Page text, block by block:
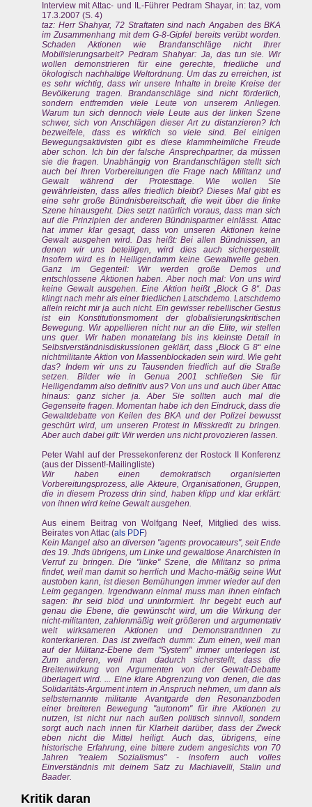
Interview mit Attac- und IL-Führer Pedram Shayar, in: taz, vom
17.3.2007 (S. 4)
taz: Herr Shahyar, 72 Straftaten sind nach Angaben des BKA
im Zusammenhang mit dem G-8-Gipfel bereits verübt worden.
Schaden Aktionen wie Brandanschläge nicht Ihrer
Mobilisierungsarbeit? Pedram Shahyar: Ja, das tun sie. Wir
wollen demonstrieren für eine gerechte, friedliche und
ökologisch nachhaltige Weltordnung. Um das zu erreichen, ist
es sehr wichtig, dass wir unsere Inhalte in breite Kreise der
Bevölkerung tragen. Brandanschläge sind nicht förderlich,
sondern entfremden viele Leute von unserem Anliegen.
Warum tun sich dennoch viele Leute aus der linken Szene
schwer, sich von Anschlägen dieser Art zu distanzieren? Ich
bezweifele, dass es wirklich so viele sind. Bei einigen
Bewegungsaktivisten gibt es diese klammheimliche Freude
aber schon. Ich bin der falsche Ansprechpartner, da müssen
sie die fragen. Unabhängig von Brandanschlägen stellt sich
auch bei Ihren Vorbereitungen die Frage nach Militanz und
Gewalt während der Protesttage. Wie wollen Sie
gewährleisten, dass alles friedlich bleibt? Dieses Mal gibt es
eine sehr große Bündnisbereitschaft, die weit über die linke
Szene hinausgeht. Dies setzt natürlich voraus, dass man sich
auf die Prinzipien der anderen Bündnispartner einlässt. Attac
hat immer klar gesagt, dass von unseren Aktionen keine
Gewalt ausgehen wird. Das heißt: Bei allen Bündnissen, an
denen wir uns beteiligen, wird dies auch sichergestellt.
Insofern wird es in Heiligendamm keine Gewaltwelle geben.
Ganz im Gegenteil: Wir werden große Demos und
entschlossene Aktionen haben. Aber noch mal: Von uns wird
keine Gewalt ausgehen. Eine Aktion heißt „Block G 8“. Das
klingt nach mehr als einer friedlichen Latschdemo. Latschdemo
allein reicht mir ja auch nicht. Ein gewisser rebellischer Gestus
ist ein Konstitutionsmoment der globalisierungskritischen
Bewegung. Wir appellieren nicht nur an die Elite, wir stellen
uns quer. Wir haben monatelang bis ins kleinste Detail in
Selbstverständnisdiskussionen geklärt, dass „Block G 8“ eine
nichtmilitante Aktion von Massenblockaden sein wird. Wie geht
das? Indem wir uns zu Tausenden friedlich auf die Straße
setzen. Bilder wie in Genua 2001 schließen Sie für
Heiligendamm also definitiv aus? Von uns und auch über Attac
hinaus: ganz sicher ja. Aber Sie sollten auch mal die
Gegenseite fragen. Momentan habe ich den Eindruck, dass die
Gewaltdebatte von Keilen des BKA und der Polizei bewusst
geschürt wird, um unseren Protest in Misskredit zu bringen.
Aber auch dabei gilt: Wir werden uns nicht provozieren lassen.
Peter Wahl auf der Pressekonferenz der Rostock II Konferenz
(aus der Dissent!-Mailingliste)
Wir haben einen demokratisch organisierten
Vorbereitungsprozess, alle Akteure, Organisationen, Gruppen,
die in diesem Prozess drin sind, haben klipp und klar erklärt:
von ihnen wird keine Gewalt ausgehen.
Aus einem Beitrag von Wolfgang Neef, Mitglied des wiss.
Beirates von Attac (als PDF)
Kein Mangel also an diversen "agents provocateurs", seit Ende
des 19. Jhds übrigens, um Linke und gewaltlose Anarchisten in
Verruf zu bringen. Die "linke" Szene, die Militanz so prima
findet, weil man damit so herrlich und Macho-mäßig seine Wut
austoben kann, ist diesen Bemühungen immer wieder auf den
Leim gegangen. Irgendwann einmal muss man ihnen einfach
sagen: Ihr seid blöd und uninformiert. Ihr begebt euch auf
genau die Ebene, die gewünscht wird, um die Wirkung der
nicht-militanten, zahlenmäßig weit größeren und argumentativ
weit wirksameren Aktionen und DemonstrantInnen zu
konterkarieren. Das ist zweifach dumm: Zum einen, weil man
auf der Militanz-Ebene dem "System" immer unterlegen ist.
Zum anderen, weil man dadurch sicherstellt, dass die
Breitenwirkung von Argumenten von der Gewalt-Debatte
überlagert wird. ... Eine klare Abgrenzung von denen, die das
Solidaritäts-Argument intern in Anspruch nehmen, um dann als
selbsternannte militante Avantgarde den Resonanzboden
einer breiteren Bewegung "autonom" für ihre Aktionen zu
nutzen, ist nicht nur nach außen politisch sinnvoll, sondern
sorgt auch nach innen für Klarheit darüber, dass der Zweck
eben nicht die Mittel heiligt. Auch das, übrigens, eine
historische Erfahrung, eine bittere zudem angesichts von 70
Jahren "realem Sozialismus" - insofern auch volles
Einverständnis mit deinem Satz zu Machiavelli, Stalin und
Baader.
Kritik daran